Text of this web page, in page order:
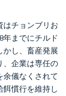
はチョンブリお
年までにチルド
かし、畜産発展
、企業は専任の
余儀なくされて
餌慣行を維持し